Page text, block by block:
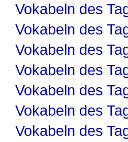
Vokabeln des
Vokabeln des
Vokabeln des
Vokabeln des
Vokabeln des
Vokabeln des
Vokabeln des